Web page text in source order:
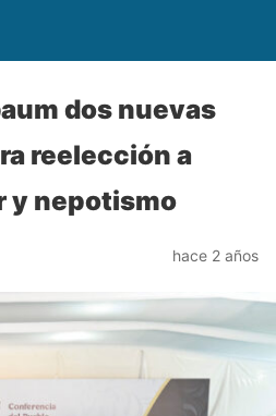
dos nuevas
reelección a
y nepotismo
hace 2 años